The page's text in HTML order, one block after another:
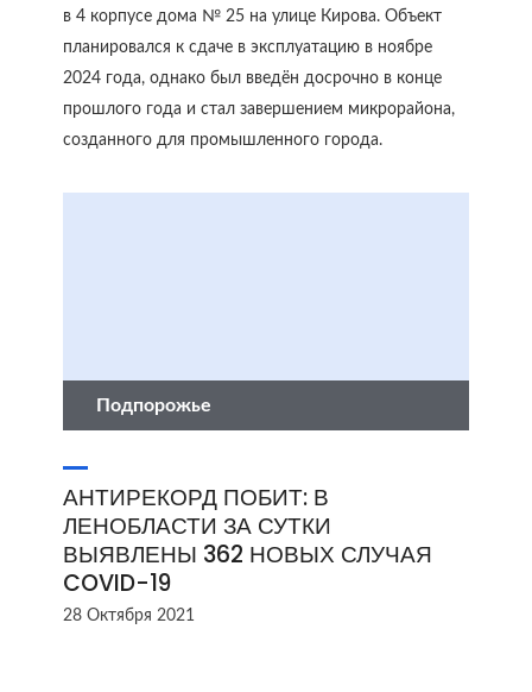
в 4 корпусе дома № 25 на улице Кирова. Объект
планировался к сдаче в эксплуатацию в ноябре
2024 года, однако был введён досрочно в конце
прошлого года и стал завершением микрорайона,
созданного для промышленного города.
Подпорожье
АНТИРЕКОРД ПОБИТ: В
ЛЕНОБЛАСТИ ЗА СУТКИ
ВЫЯВЛЕНЫ 362 НОВЫХ СЛУЧАЯ
COVID-19
28 Октября 2021